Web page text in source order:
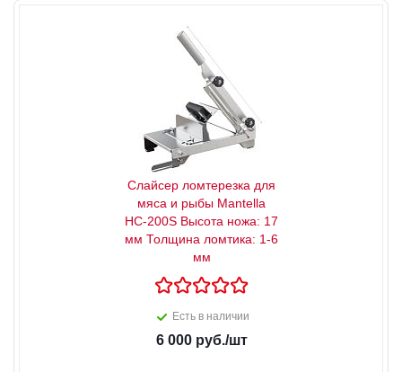
Слайсер ломтерезка для
мяса и рыбы Mantella
HC-200S Высота ножа: 17
мм Толщина ломтика: 1-6
мм
Есть в наличии
6 000руб./шт